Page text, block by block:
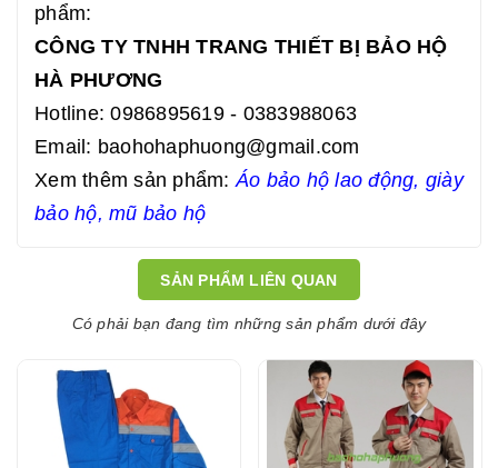
phẩm:
CÔNG TY TNHH TRANG THIẾT BỊ BẢO HỘ
HÀ PHƯƠNG
Hotline: 0986895619 - 0383988063
Email: baohohaphuong@gmail.com
Xem thêm sản phẩm:Áo bảo hộ lao động, giày
bảo hộ, mũ bảo hộ
SẢN PHẨM LIÊN QUAN
Có phải bạn đang tìm những sản phẩm dưới đây